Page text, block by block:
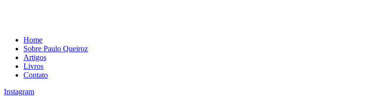
Home
Sobre Paulo Queiroz
Artigos
Livros
Contato
Instagram